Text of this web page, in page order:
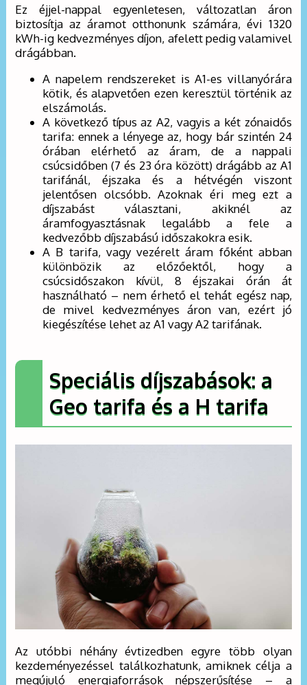
Ez éjjel-nappal egyenletesen, változatlan áron
biztosítja az áramot otthonunk számára, évi 1320
kWh-ig kedvezményes díjon, afelett pedig valamivel
drágábban.
A napelem rendszereket is A1-es villanyórára
kötik, és alapvetően ezen keresztül történik az
elszámolás.
A következő típus az A2, vagyis a két zónaidős
tarifa: ennek a lényege az, hogy bár szintén 24
órában elérhető az áram, de a nappali
csúcsidőben (7 és 23 óra között) drágább az A1
tarifánál, éjszaka és a hétvégén viszont
jelentősen olcsóbb. Azoknak éri meg ezt a
díjszabást választani, akiknél az
áramfogyasztásnak legalább a fele a
kedvezőbb díjszabású időszakokra esik.
A B tarifa, vagy vezérelt áram főként abban
különbözik az előzőektől, hogy a
csúcsidőszakon kívül, 8 éjszakai órán át
használható – nem érhető el tehát egész nap,
de mivel kedvezményes áron van, ezért jó
kiegészítése lehet az A1 vagy A2 tarifának.
Speciális díjszabások: a
Geo tarifa és a H tarifa
Az utóbbi néhány évtizedben egyre több olyan
kezdeményezéssel találkozhatunk, amiknek célja a
megújuló energiaforrások népszerűsítése – a